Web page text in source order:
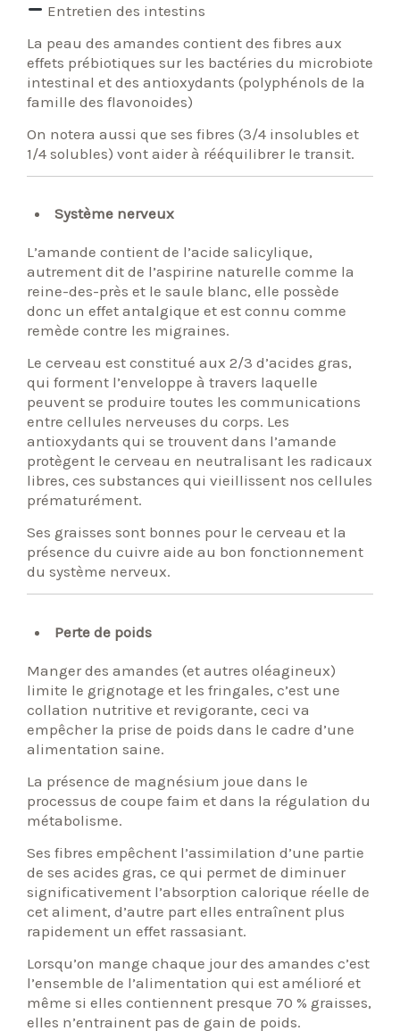
Entretien des intestins
La peau des amandes contient des fibres aux
effets prébiotiques sur les bactéries du microbiote
intestinal et des antioxydants (polyphénols de la
famille des flavonoides)
On notera aussi que ses fibres (3/4 insolubles et
1/4 solubles) vont aider à rééquilibrer le transit.
Système nerveux
L’amande contient de l’acide salicylique,
autrement dit de l’aspirine naturelle comme la
reine-des-près et le saule blanc, elle possède
donc un effet antalgique et est connu comme
remède contre les migraines.
Le cerveau est constitué aux 2/3 d’acides gras,
qui forment l’enveloppe à travers laquelle
peuvent se produire toutes les communications
entre cellules nerveuses du corps. Les
antioxydants qui se trouvent dans l’amande
protègent le cerveau en neutralisant les radicaux
libres, ces substances qui vieillissent nos cellules
prématurément.
Ses graisses sont bonnes pour le cerveau et la
présence du cuivre aide au bon fonctionnement
du système nerveux.
Perte de poids
Manger des amandes (et autres oléagineux)
limite le grignotage et les fringales, c’est une
collation nutritive et revigorante, ceci va
empêcher la prise de poids dans le cadre d’une
alimentation saine.
La présence de magnésium joue dans le
processus de coupe faim et dans la régulation du
métabolisme.
Ses fibres empêchent l’assimilation d’une partie
de ses acides gras, ce qui permet de diminuer
significativement l’absorption calorique réelle de
cet aliment, d’autre part elles entraînent plus
rapidement un effet rassasiant.
Lorsqu’on mange chaque jour des amandes c’est
l’ensemble de l’alimentation qui est amélioré et
même si elles contiennent presque 70 % graisses,
elles n’entrainent pas de gain de poids.